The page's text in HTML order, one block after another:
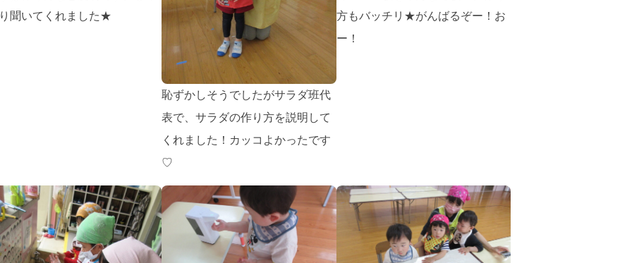
聞いてくれました★
恥ずかしそうでしたがサラダ班代
表で、サラダの作り方を説明して
くれました！カッコよかったです
♡
方もバッチリ★がんばるぞー！お
ー！